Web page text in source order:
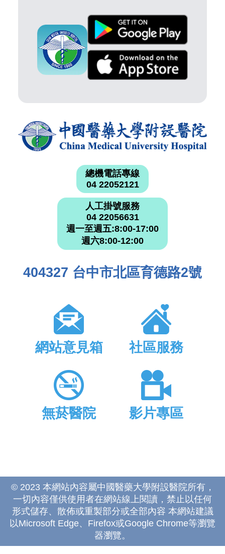
總機電話專線
04 22052121
人工掛號服務
04 22056631
週一至週五:8:00-17:00
週六8:00-12:00
404327 台中市北區育德路2號
網站意見箱 社區服務
無菸醫院 影片專區
© 2023 本網站內容屬中國醫藥大學附設醫院所有，
一切內容僅供使用者在網站線上閱讀，禁止以任何
形式儲存、散佈或重製部分或全部內容 本網站建議
以Microsoft Edge、Firefox或Google Chrome等瀏覽
器瀏覽。